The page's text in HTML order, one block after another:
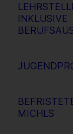
INKLUSIVE
MICHLS